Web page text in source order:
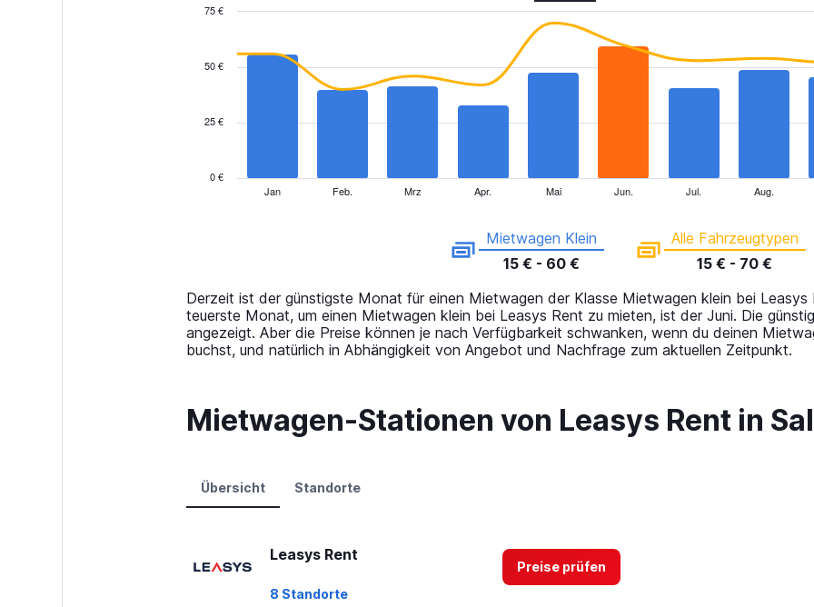
has
14
categories.
The
chart
axis
displaying
0
Jan Feb. Mrz Apr. Mai Jun. Jul. Aug.
0 €
25 €
50 €
75 €
Mietwagen Klein
15 € - 60 €
Alle Fahrzeugtypen
15 € - 70 €
Derzeit ist der günstigste Monat für einen Mietwagen der Klasse Mietwagen klein bei Leasys
teuerste Monat, um einen Mietwagen klein bei Leasys Rent zu mieten, ist der Juni. Die
angezeigt. Aber die Preise können je nach Verfügbarkeit schwanken, wenn du deinen
buchst, und natürlich in Abhängigkeit von Angebot und Nachfrage zum aktuellen Zeitpunkt.
Mietwagen-Stationen von Leasys Rent in
Übersicht Standorte
Leasys Rent
8 Standorte
Preise prüfen